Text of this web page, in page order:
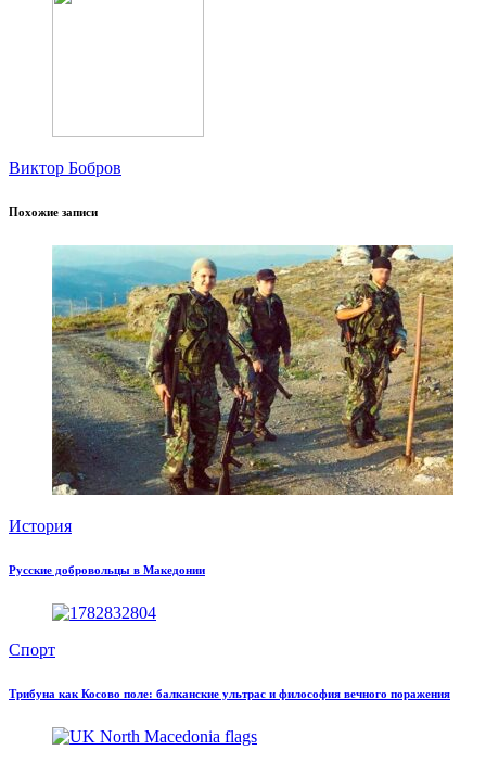
Виктор Бобров
Похожие записи
История
Русские добровольцы в Македонии
Спорт
Трибуна как Косово поле: балканские ультрас и философия вечного поражения